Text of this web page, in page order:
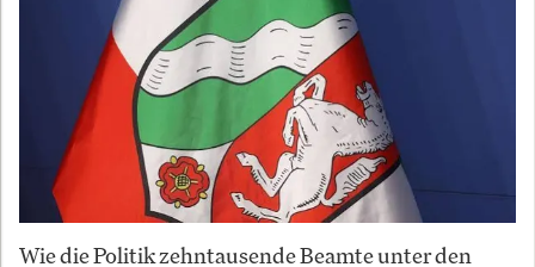
Wie die Politik zehntausende Beamte unter den